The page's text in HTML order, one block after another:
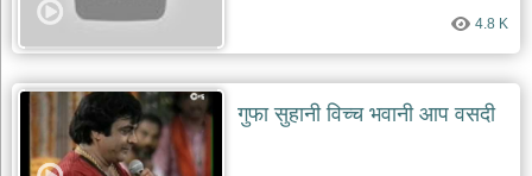
4.8 K
गुफा सुहानी विच्च भवानी आप वसदी